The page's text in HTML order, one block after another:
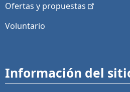
Ofertas y propuestas
Voluntario
Información del